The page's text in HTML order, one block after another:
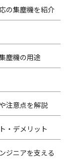
の集塵機を紹介
塵機の用途
注意点を解説
・デメリット
ジニアを支える